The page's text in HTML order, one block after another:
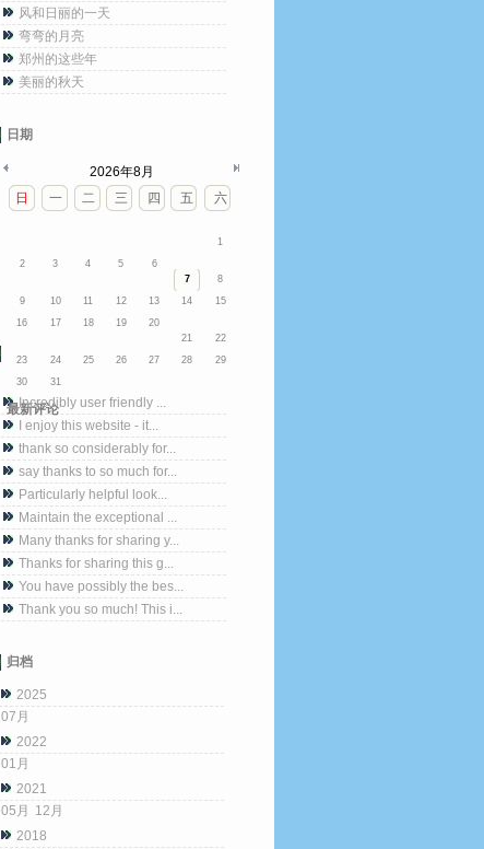
风和日丽的一天
弯弯的月亮
郑州的这些年
美丽的秋天
日期
2026年8月
日
一 二 三 四 五 六
1
2
3 4 5
6
7
8
9
10 11 12 13 14
15
16
17 18 19
20
21
22
23
24 25 26 27 28
29
30
31
最新评论
Incredibly user friendly ...
I enjoy this website - it...
thank so considerably for...
say thanks to so much for...
Particularly helpful look...
Maintain the exceptional ...
Many thanks for sharing y...
Thanks for sharing this g...
You have possibly the bes...
Thank you so much! This i...
归档
2025
07月
2022
01月
2021
05月
12月
2018